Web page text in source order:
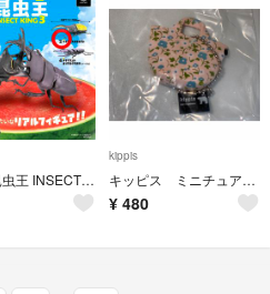
ガチャ 昆虫王 INSECT KING3 ヘラクレスオオカブト
kippis
キッピス ミニチュアチャーム エコバッグ
¥ 480